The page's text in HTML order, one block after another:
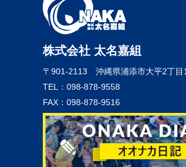
株式会社 太名嘉組
〒901-2113 沖縄県浦添市大平2丁目
TEL：098-878-9558
FAX：098-878-9516